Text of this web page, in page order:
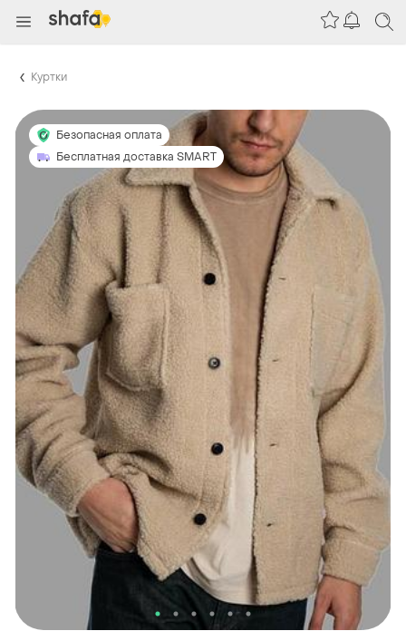
Куртки
Безопасная оплата
Бесплатная доставка SMART